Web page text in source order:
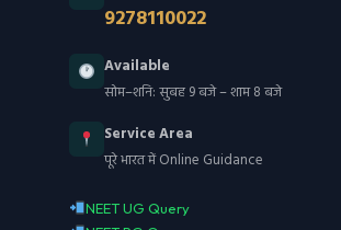
9278110022
Available
सोम–शनि: सुबह 9 बजे – शाम 8 बजे
Service Area
पूरे भारत में Online Guidance
NEET UG Query